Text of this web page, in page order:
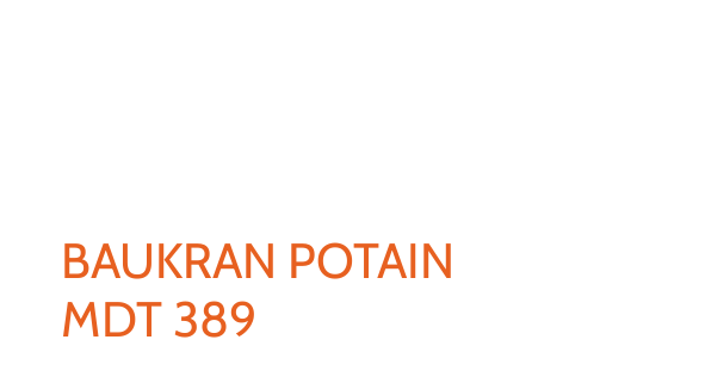
BAUKRAN POTAIN
MDT 389